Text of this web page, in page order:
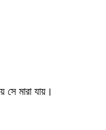
সে মারা যায়।